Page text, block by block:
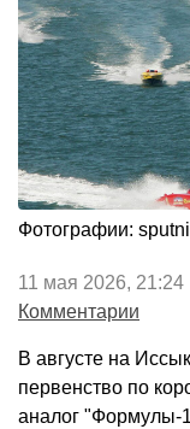
Фотографии:
11 мая 2026,
Комментарии
В августе на
первенство по
аналог "Формулы-